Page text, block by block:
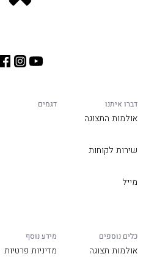
דברו איתנו
אולמות התצוגה
שירות לקוחות
מייל
דגמים
כלים נוספים
אולמות תצוגה
מידע נוסף
מדיניות פרטיות